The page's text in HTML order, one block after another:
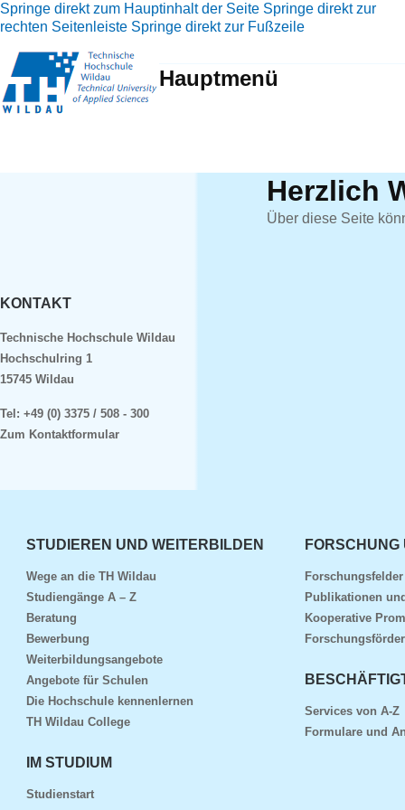
Springe direkt zum Hauptinhalt der Seite Springe direkt zur
rechten Seitenleiste Springe direkt zur Fußzeile
Hauptmenü
Herzlich
Über diese Seite
KONTAKT
Technische Hochschule Wildau
Hochschulring 1
15745 Wildau
Tel: +49 (0) 3375 / 508 - 300
Zum Kontaktformular
STUDIEREN UND WEITERBILDEN
Wege an die TH Wildau
Studiengänge A – Z
Beratung
Bewerbung
Weiterbildungsangebote
Angebote für Schulen
Die Hochschule kennenlernen
TH Wildau College
IM STUDIUM
Studienstart
Publikationen
Kooperative
Services von A-Z
Formulare und